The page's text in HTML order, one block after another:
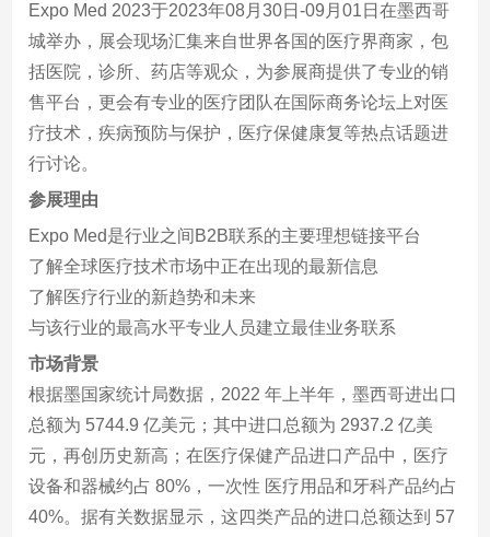
Expo Med 2023于2023年08月30日-09月01日在墨西哥
城举办，展会现场汇集来自世界各国的医疗界商家，包
括医院，诊所、药店等观众，为参展商提供了专业的销
售平台，更会有专业的医疗团队在国际商务论坛上对医
疗技术，疾病预防与保护，医疗保健康复等热点话题进
行讨论。
参展理由
Expo Med是行业之间B2B联系的主要理想链接平台
了解全球医疗技术市场中正在出现的最新信息
了解医疗行业的新趋势和未来
与该行业的最高水平专业人员建立最佳业务联系
市场背景
根据墨国家统计局数据，2022 年上半年，墨西哥进出口
总额为 5744.9 亿美元；其中进口总额为 2937.2 亿美
元，再创历史新高；在医疗保健产品进口产品中，医疗
设备和器械约占 80%，一次性 医疗用品和牙科产品约占
40%。据有关数据显示，这四类产品的进口总额达到 57